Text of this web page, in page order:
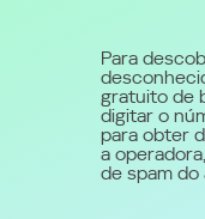
Para
gratuito de
digitar o
para obter
a
de spam do